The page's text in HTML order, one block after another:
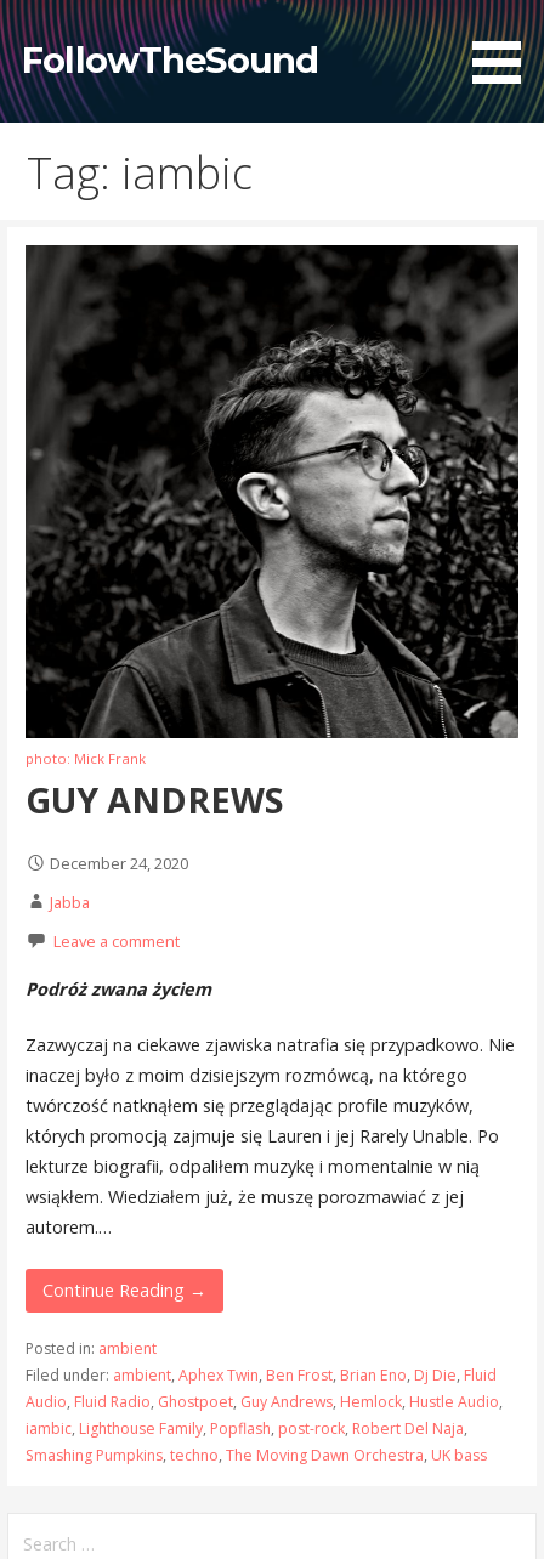
Skip
to
content
FollowTheSound
Tag: iambic
photo: Mick Frank
GUY ANDREWS
December 24, 2020
Jabba
Leave a comment
Podróż zwana życiem
Zazwyczaj na ciekawe zjawiska natrafia się przypadkowo. Nie
inaczej było z moim dzisiejszym rozmówcą, na którego
twórczość natknąłem się przeglądając profile muzyków,
których promocją zajmuje się Lauren i jej Rarely Unable. Po
lekturze biografii, odpaliłem muzykę i momentalnie w nią
wsiąkłem. Wiedziałem już, że muszę porozmawiać z jej
autorem.…
Continue Reading →
Posted in: ambient
Filed under: ambient, Aphex Twin, Ben Frost, Brian Eno, Dj Die, Fluid
Audio, Fluid Radio, Ghostpoet, Guy Andrews, Hemlock, Hustle Audio,
iambic, Lighthouse Family, Popflash, post-rock, Robert Del Naja,
Smashing Pumpkins, techno, The Moving Dawn Orchestra, UK bass